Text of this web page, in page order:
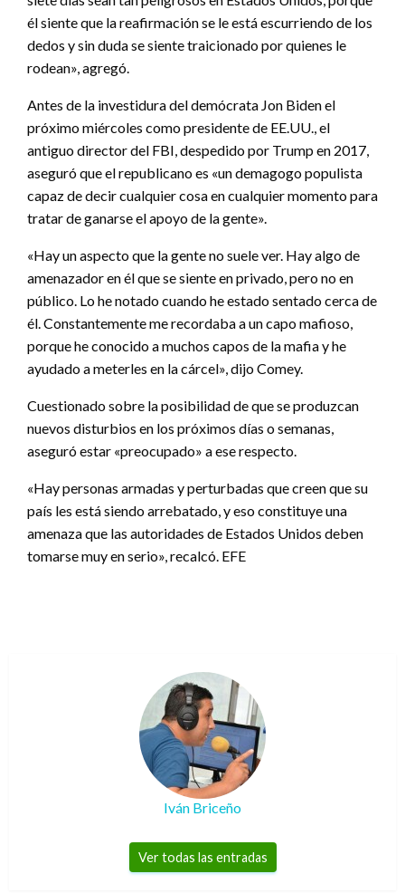
él siente que la reafirmación se le está escurriendo de los
dedos y sin duda se siente traicionado por quienes le
rodean», agregó.
Antes de la investidura del demócrata Jon Biden el
próximo miércoles como presidente de EE.UU., el
antiguo director del FBI, despedido por Trump en 2017,
aseguró que el republicano es «un demagogo populista
capaz de decir cualquier cosa en cualquier momento para
tratar de ganarse el apoyo de la gente».
«Hay un aspecto que la gente no suele ver. Hay algo de
amenazador en él que se siente en privado, pero no en
público. Lo he notado cuando he estado sentado cerca de
él. Constantemente me recordaba a un capo mafioso,
porque he conocido a muchos capos de la mafia y he
ayudado a meterles en la cárcel», dijo Comey.
Cuestionado sobre la posibilidad de que se produzcan
nuevos disturbios en los próximos días o semanas,
aseguró estar «preocupado» a ese respecto.
«Hay personas armadas y perturbadas que creen que su
país les está siendo arrebatado, y eso constituye una
amenaza que las autoridades de Estados Unidos deben
tomarse muy en serio», recalcó. EFE
Iván Briceño
Ver todas las entradas